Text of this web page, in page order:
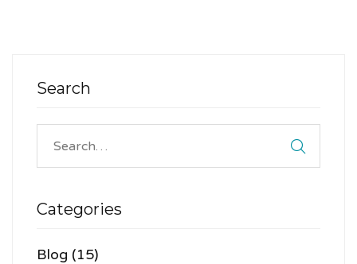
Search
Categories
Blog (15)